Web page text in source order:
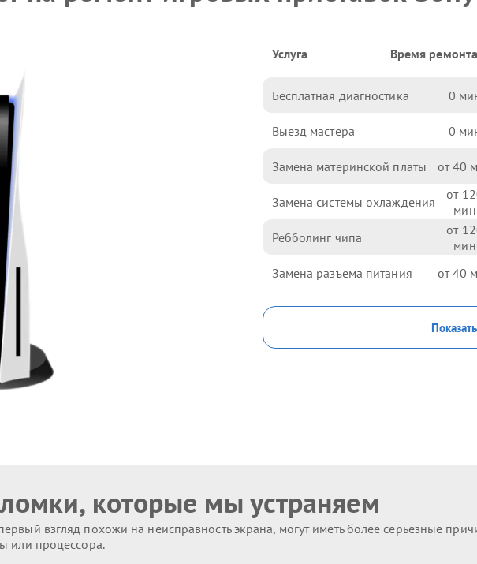
Услуга Время ремонта
Бесплатная диагностика 0
Выезд мастера 0
Замена материнской платы 40
Замена системы охлаждения
Ребболинг чипа
Замена разъема питания 40
которые мы устраняем
взгляд похожи на неисправность экрана, могут иметь более серьезные
или процессора.